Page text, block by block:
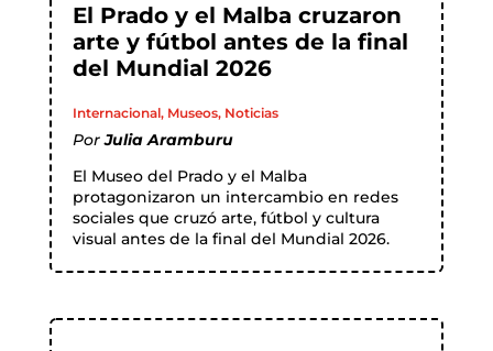
El Prado y el Malba cruzaron
arte y fútbol antes de la final
del Mundial 2026
Internacional, Museos, Noticias
PorJulia Aramburu
El Museo del Prado y el Malba
protagonizaron un intercambio en redes
sociales que cruzó arte, fútbol y cultura
visual antes de la final del Mundial 2026.